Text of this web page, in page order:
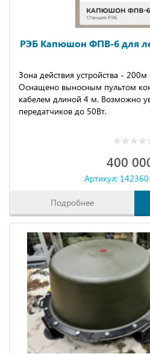
РЭБ Капюшон ФПВ-6 для
Зона действия устройства -
Оснащено выносным пультом
кабелем длиной 4 м. Возможно
передатчиков до 50Вт.
400
Артикул:
Подробнее